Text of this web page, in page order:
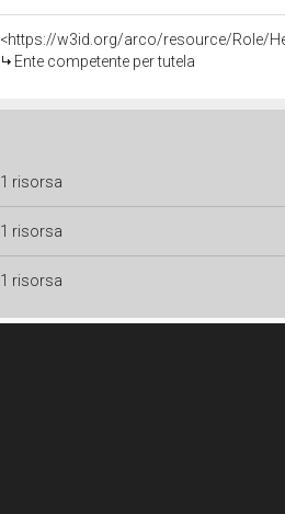
<https://w3id.org/arco/resource/Role/
Ente competente per tutela
1 risorsa
1 risorsa
1 risorsa